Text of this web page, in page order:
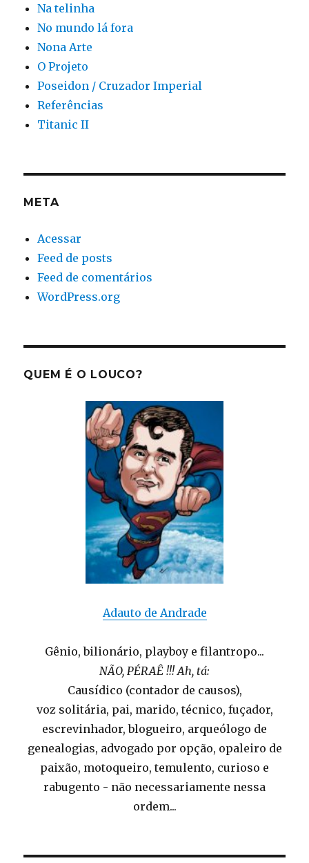
Na telinha
No mundo lá fora
Nona Arte
O Projeto
Poseidon / Cruzador Imperial
Referências
Titanic II
META
Acessar
Feed de posts
Feed de comentários
WordPress.org
QUEM É O LOUCO?
Adauto de Andrade
Gênio, bilionário, playboy e filantropo...
NÃO, PÉRAÊ !!! Ah, tá:
Causídico (contador de causos),
voz solitária, pai, marido, técnico, fuçador,
escrevinhador, blogueiro, arqueólogo de
genealogias, advogado por opção, opaleiro de
paixão, motoqueiro, temulento, curioso e
rabugento - não necessariamente nessa
ordem...